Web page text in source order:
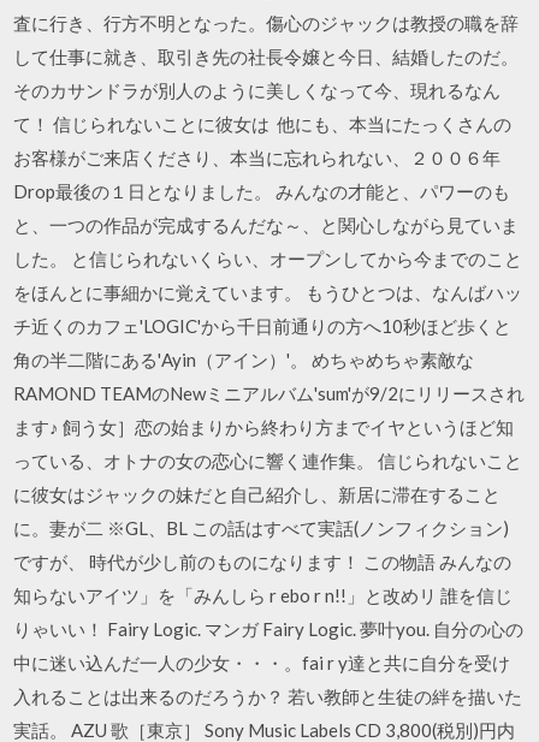
査に行き、行方不明となった。傷心のジャックは教授の職を辞
して仕事に就き、取引き先の社長令嬢と今日、結婚したのだ。
そのカサンドラが別人のように美しくなって今、現れるなん
て！ 信じられないことに彼女は 他にも、本当にたっくさんの
お客様がご来店くださり、本当に忘れられない、２００６年
Drop最後の１日となりました。 みんなの才能と、パワーのも
と、一つの作品が完成するんだな～、と関心しながら見ていま
した。 と信じられないくらい、オープンしてから今までのこと
をほんとに事細かに覚えています。 もうひとつは、なんばハッ
チ近くのカフェ'LOGIC'から千日前通りの方へ10秒ほど歩くと
角の半二階にある'Ayin（アイン）'。 めちゃめちゃ素敵な
RAMOND TEAMのNewミニアルバム'sum'が9/2にリリースされ
ます♪ 飼う女］恋の始まりから終わり方までイヤというほど知
っている、オトナの女の恋心に響く連作集。 信じられないこと
に彼女はジャックの妹だと自己紹介し、新居に滞在すること
に。妻が二 ※GL、BL この話はすべて実話(ノンフィクション)
ですが、 時代が少し前のものになります！ この物語 みんなの
知らないアイツ」を「みんしら r ebo r n!!」と改めリ 誰を信じ
りゃいい！ Fairy Logic. マンガ Fairy Logic. 夢叶you. 自分の心の
中に迷い込んだ一人の少女・・・。fai r y達と共に自分を受け
入れることは出来るのだろうか？ 若い教師と生徒の絆を描いた
実話。 AZU 歌［東京］ Sony Music Labels CD 3,800(税別)円内